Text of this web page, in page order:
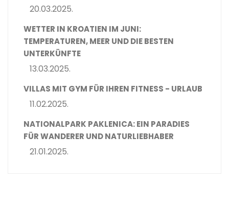
20.03.2025.
WETTER IN KROATIEN IM JUNI:
TEMPERATUREN, MEER UND DIE BESTEN
UNTERKÜNFTE
13.03.2025.
VILLAS MIT GYM FÜR IHREN FITNESS - URLAUB
11.02.2025.
NATIONALPARK PAKLENICA: EIN PARADIES
FÜR WANDERER UND NATURLIEBHABER
21.01.2025.